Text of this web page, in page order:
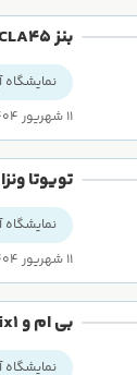
بنز CLA45 مدل 2017
نمایشگاه
۱۱ شهریور ۱۴۰۴
تویوتا ونزا
نمایشگاه
۱۱ شهریور ۱۴۰۴